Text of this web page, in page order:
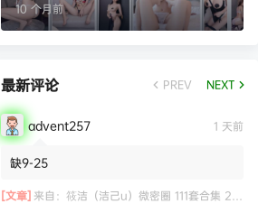
10 个月前
最新评论 PREV NEXT
advent257 1 天前
缺9-25
[文章] 来自： 筱洁（洁己u）微密圈 111套合集 20.3G